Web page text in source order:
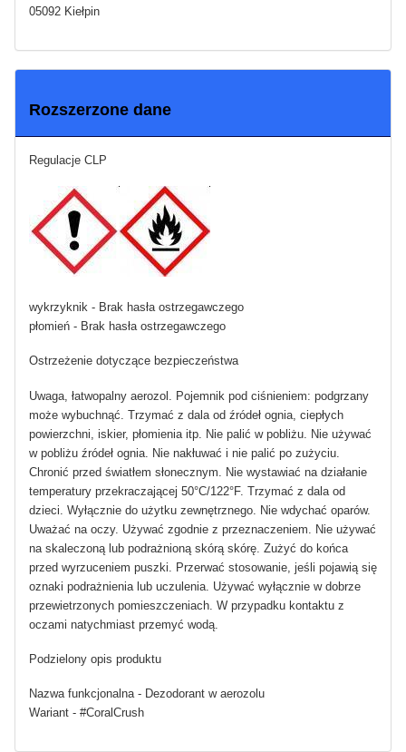
05092 Kiełpin
Rozszerzone dane
Regulacje CLP
wykrzyknik - Brak hasła ostrzegawczego
płomień - Brak hasła ostrzegawczego
Ostrzeżenie dotyczące bezpieczeństwa
Uwaga, łatwopalny aerozol. Pojemnik pod ciśnieniem: podgrzany
może wybuchnąć. Trzymać z dala od źródeł ognia, ciepłych
powierzchni, iskier, płomienia itp. Nie palić w pobliżu. Nie używać
w pobliżu źródeł ognia. Nie nakłuwać i nie palić po zużyciu.
Chronić przed światłem słonecznym. Nie wystawiać na działanie
temperatury przekraczającej 50°C/122°F. Trzymać z dala od
dzieci. Wyłącznie do użytku zewnętrznego. Nie wdychać oparów.
Uważać na oczy. Używać zgodnie z przeznaczeniem. Nie używać
na skaleczoną lub podrażnioną skórą skórę. Zużyć do końca
przed wyrzuceniem puszki. Przerwać stosowanie, jeśli pojawią się
oznaki podrażnienia lub uczulenia. Używać wyłącznie w dobrze
przewietrzonych pomieszczeniach. W przypadku kontaktu z
oczami natychmiast przemyć wodą.
Podzielony opis produktu
Nazwa funkcjonalna - Dezodorant w aerozolu
Wariant - #CoralCrush